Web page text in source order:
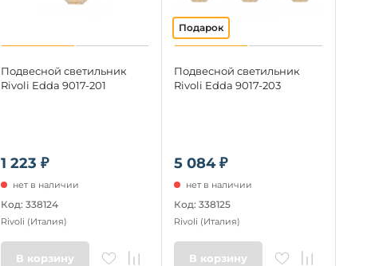
1 223 ₽
Подвесной светильник
Rivoli Edda 9017-201
нет в наличии
Код: 338124
Rivoli (Италия)
В корзину
5 084 ₽
Подвесной светильник
Rivoli Edda 9017-203
нет в наличии
Код: 338125
Rivoli (Италия)
В корзину